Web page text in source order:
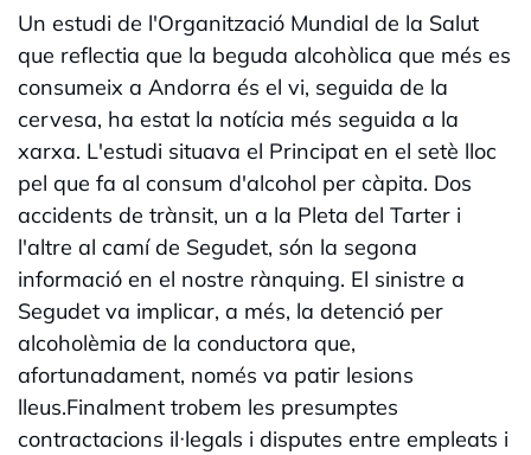
Un estudi de l'Organització Mundial de la Salut
que reflectia que la beguda alcohòlica que més es
consumeix a Andorra és el vi, seguida de la
cervesa, ha estat la notícia més seguida a la
xarxa. L'estudi situava el Principat en el setè lloc
pel que fa al consum d'alcohol per càpita. Dos
accidents de trànsit, un a la Pleta del Tarter i
l'altre al camí de Segudet, són la segona
informació en el nostre rànquing. El sinistre a
Segudet va implicar, a més, la detenció per
alcoholèmia de la conductora que,
afortunadament, només va patir lesions
lleus.Finalment trobem les presumptes
contractacions il·legals i disputes entre empleats i